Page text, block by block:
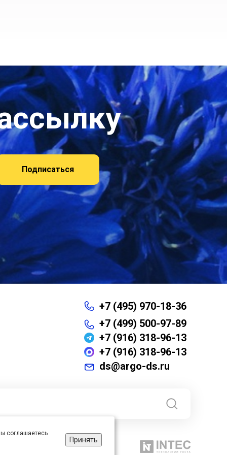
Подписаться
+7 (495) 970-18-36
+7 (499) 500-97-89
+7 (916) 318-96-13
+7 (916) 318-96-13
ds@argo-ds.ru
соглашаетесь
Принять